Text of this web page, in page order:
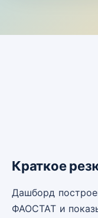
Краткое
Дашборд
ФАОСТАТ и